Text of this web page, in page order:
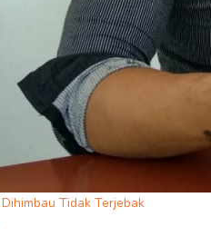
Tidak Terjebak